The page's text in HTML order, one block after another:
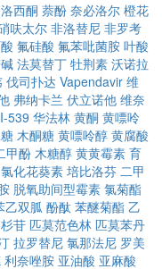
西酮 萘酚 奈必洛尔 橙花
呋太尔 非洛替尼 非罗考
氟硅酸 氟苯吡菌胺 叶酸
法莫替丁 牡荆素 沃诺拉
伐司扑达 Vapendavir 维
弗纳卡兰 伏立诺他 维奈
539 华法林 黄酮 黄嘌呤
木酮糖 黄嘌呤醇 黄腐酸
甲酚 木糖醇 黄黄霉素 育
氯化花葵素 培比洛芬 二甲
脱氧助间型霉素 氯菊酯
乙双胍 酚酞 苯醚菊酯 乙
苷 匹莫范色林 匹莫苯丹
拉罗替尼 氯那法尼 罗美
利奈唑胺 亚油酸 亚麻酸